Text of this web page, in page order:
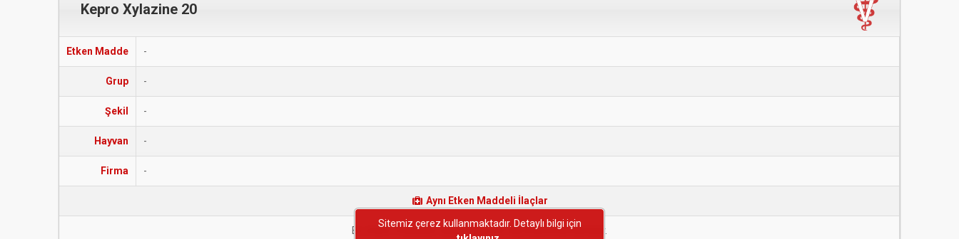
Kepro Xylazine 20
Etken Madde -
Grup -
Şekil -
Hayvan -
Firma -
Aynı Etken Maddeli İlaçlar
Bu etken maddeye sahip başka bir ilaç bulunmamaktadır.
Sitemiz çerez kullanmaktadır. Detaylı bilgi için